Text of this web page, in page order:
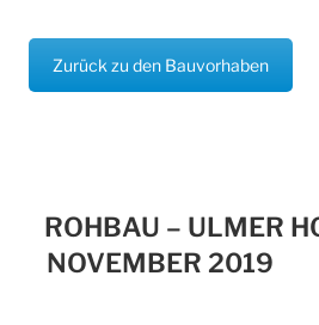
Zurück zu den Bauvorhaben
ROHBAU – ULMER
NOVEMBER 2019